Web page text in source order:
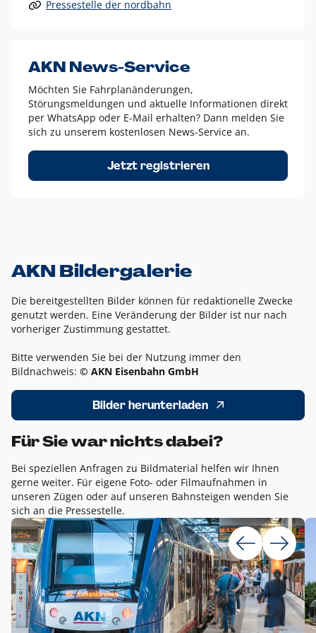
Alle anderen Logo-Varianten dürfen nur in Ausnahmefällen
Diese Ausnahmen sind zum Beispiel:
dem AKN Blau,
weißes Logo auf Fotohintergründen,
schwarzes Logo für reine Schwarz-Weiß-Umsetzungen
Um das Logo herum muss ein Schutzraum von jeweils einer
Höhe bzw. Breite des N aus AKN in alle Richtungen
Pressestelle der nordbahn
AKN News-Service
Möchten Sie Fahrplanänderungen,
Störungsmeldungen und aktuelle Informationen direkt
per WhatsApp oder E-Mail erhalten? Dann melden Sie
sich zu unserem kostenlosen News-Service an.
Jetzt registrieren
AKN Bildergalerie
Die bereitgestellten Bilder können für redaktionelle Zwecke
genutzt werden. Eine Veränderung der Bilder ist nur nach
vorheriger Zustimmung gestattet.
Bitte verwenden Sie bei der Nutzung immer den
Bildnachweis: © AKN Eisenbahn GmbH
Bilder herunterladen
Für Sie war nichts dabei?
Bei speziellen Anfragen zu Bildmaterial helfen wir Ihnen
gerne weiter. Für eigene Foto- oder Filmaufnahmen in
unseren Zügen oder auf unseren Bahnsteigen wenden Sie
sich an die Pressestelle.